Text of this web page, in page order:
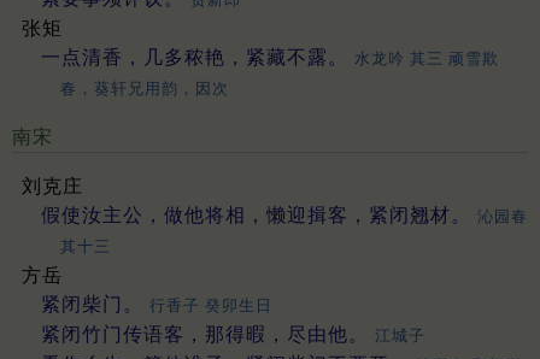
张矩
一点清香，几多秾艳，紧藏不露。
水龙吟 其三 顽雪欺
春，葵轩兄用韵，因次
南宋
刘克庄
假使汝主公，做他将相，懒迎揖客，紧闭翘材。
沁园春
其十三
方岳
紧闭柴门。
行香子 癸卯生日
紧闭竹门传语客，那得暇，尽由他。 江城子